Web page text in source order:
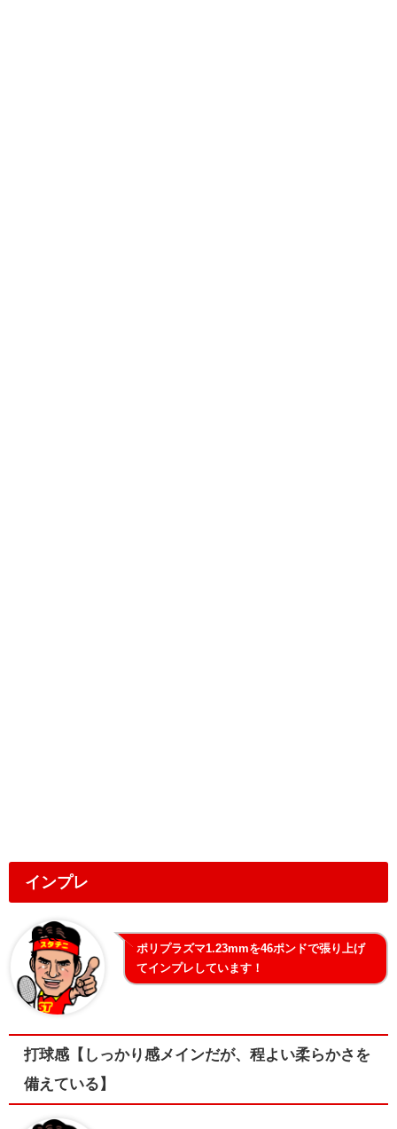
インプレ
ポリプラズマ1.23mmを46ポンドで張り上げ
てインプレしています！
打球感【しっかり感メインだが、程よい柔らかさを
備えている】